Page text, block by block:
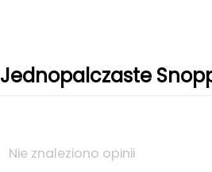
Nie znaleziono opinii